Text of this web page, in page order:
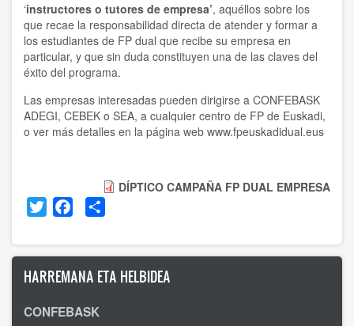
‘instructores o tutores de empresa’, aquéllos sobre los
que recae la responsabilidad directa de atender y formar a
los estudiantes de FP dual que recibe su empresa en
particular, y que sin duda constituyen una de las claves del
éxito del programa.
Las empresas interesadas pueden dirigirse a CONFEBASK
ADEGI, CEBEK o SEA, a cualquier centro de FP de Euskadi,
o ver más detalles en la página web www.fpeuskadidual.eus
DÍPTICO CAMPAÑA FP DUAL EMPRESA
Twitter Facebook
HARREMANA ETA HELBIDEA
CONFEBASK